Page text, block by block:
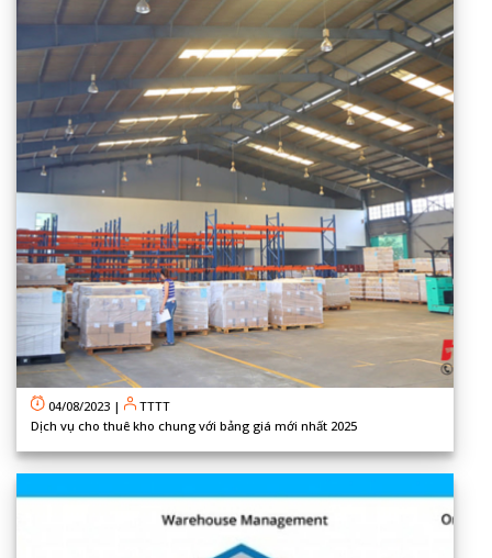
04/08/2023 |
TTTT
Dịch vụ cho thuê kho chung với bảng giá mới nhất 2025